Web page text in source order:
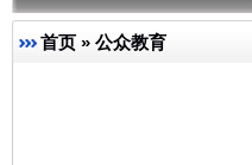
首页 » 公众教育